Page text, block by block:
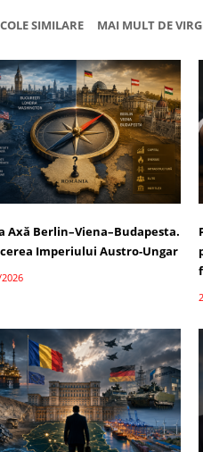
SIMILARE MAI MULT DE
Axă Berlin–Viena–Budapesta.
Imperiului Austro-Ungar